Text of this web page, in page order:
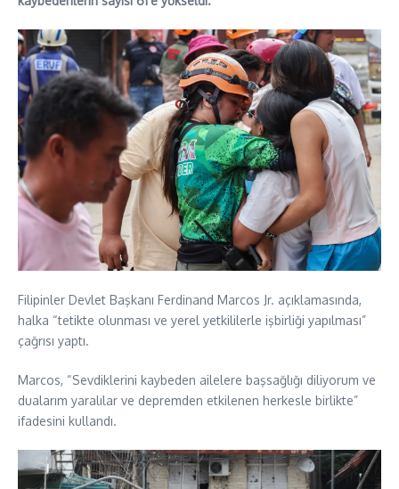
Filipinler Devlet Başkanı Ferdinand Marcos Jr. açıklamasında,
halka “tetikte olunması ve yerel yetkililerle işbirliği yapılması”
çağrısı yaptı.
Marcos, “Sevdiklerini kaybeden ailelere başsağlığı diliyorum ve
dualarım yaralılar ve depremden etkilenen herkesle birlikte”
ifadesini kullandı.